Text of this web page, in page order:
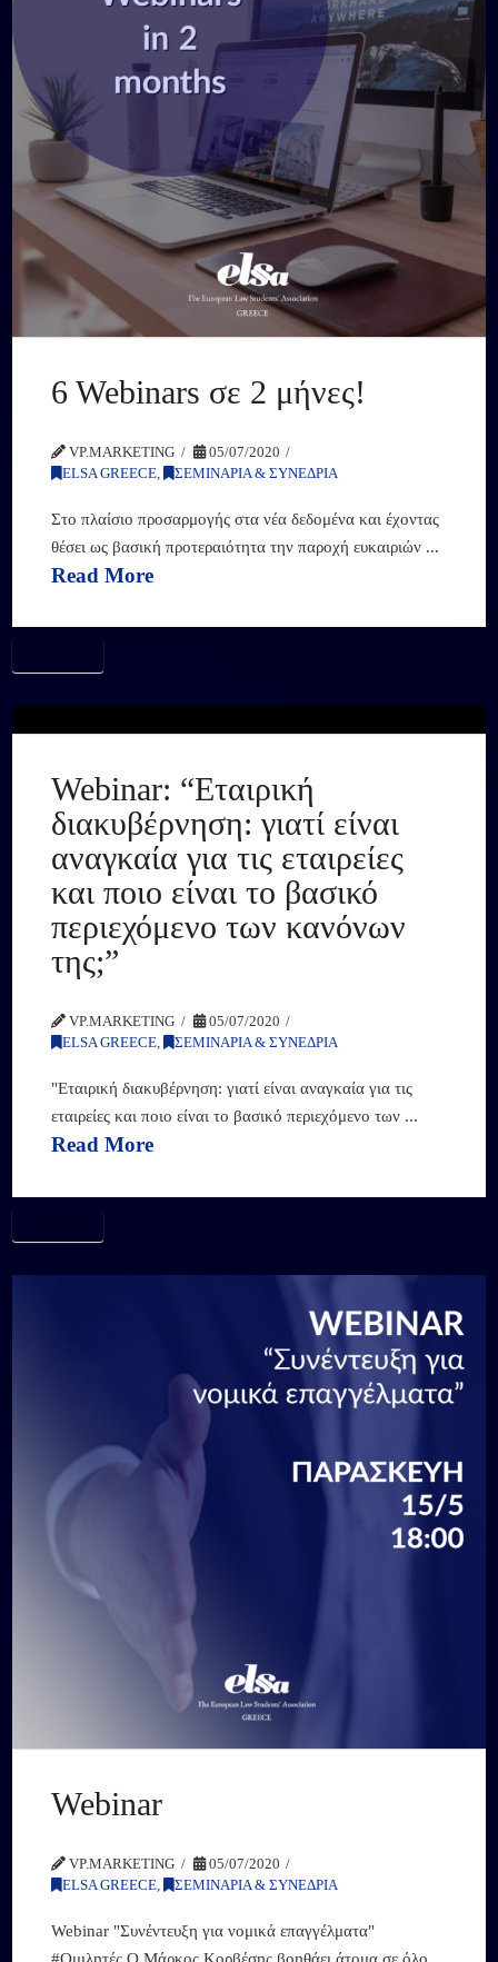
6 Webinars σε 2 μήνες!
VP.MARKETING
05/07/2020
ELSA GREECE
ΣΕΜΙΝΑΡΙΑ & ΣΥΝΕΔΡΙΑ
Στο πλαίσιο προσαρμογής στα νέα δεδομένα και έχοντας
θέσει ως βασική προτεραιότητα την παροχή ευκαιριών ...
Read More
Webinar: “Εταιρική
διακυβέρνηση: γιατί είναι
αναγκαία για τις εταιρείες
και ποιο είναι το βασικό
περιεχόμενο των κανόνων
της;”
VP.MARKETING
05/07/2020
ELSA GREECE, ΣΕΜΙΝΑΡΙΑ & ΣΥΝΕΔΡΙΑ
"Εταιρική διακυβέρνηση: γιατί είναι αναγκαία για τις
εταιρείες και ποιο είναι το βασικό περιεχόμενο των ...
Read More
Webinar
VP.MARKETING
05/07/2020
ELSA GREECE
ΣΕΜΙΝΑΡΙΑ & ΣΥΝΕΔΡΙΑ
Webinar "Συνέντευξη για νομικά επαγγέλματα"
#Ομιλητές Ο Μάρκος Κορβέσης βοηθάει άτομα σε όλο